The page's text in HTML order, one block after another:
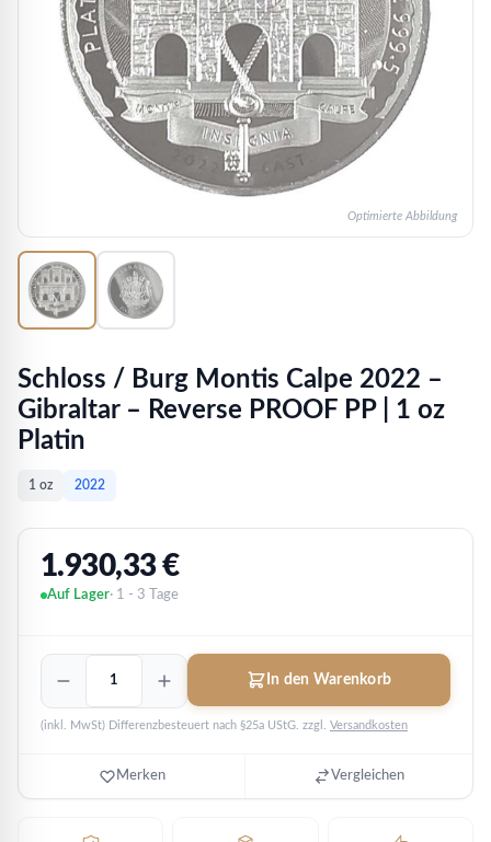
Optimierte Abbildung
Schloss / Burg Montis Calpe 2022 –
Gibraltar – Reverse PROOF PP | 1 oz
Platin
1 oz 2022
1.930,33€
Auf Lager· 1 - 3 Tage
Schloss
Burg
Montis
In den Warenkorb
(inkl. MwSt) Differenzbesteuert nach §25a UStG. zzgl. Versandkosten
Merken Vergleichen